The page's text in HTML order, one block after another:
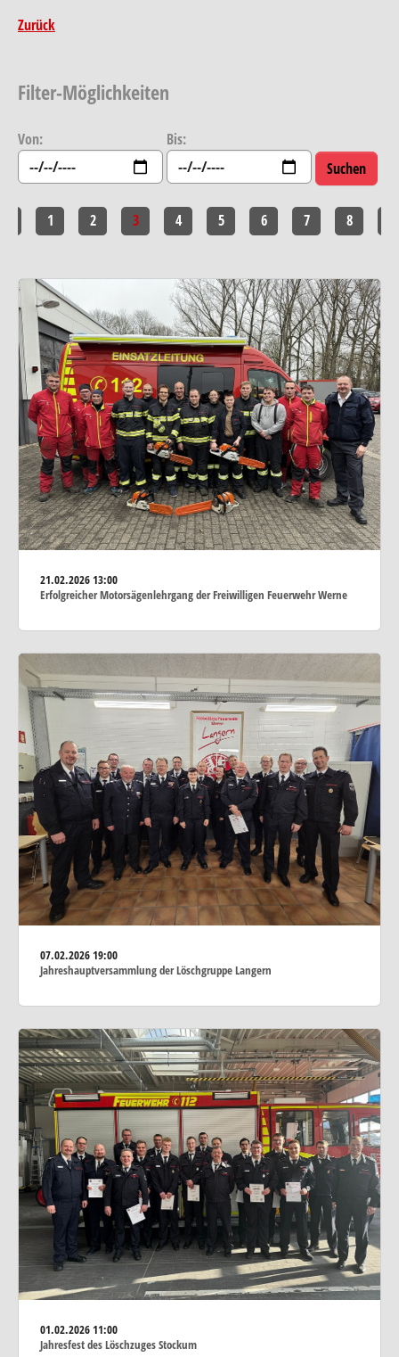
Zurück
Filter-Möglichkeiten
Von: Bis:
1 2 3 4 5 6 7 8
21.02.202613:00
Erfolgreicher Motorsägenlehrgang der Freiwilligen Feuerwehr Werne
07.02.202619:00
Jahreshauptversammlung der Löschgruppe Langern
01.02.202611:00
Jahresfest des Löschzuges Stockum